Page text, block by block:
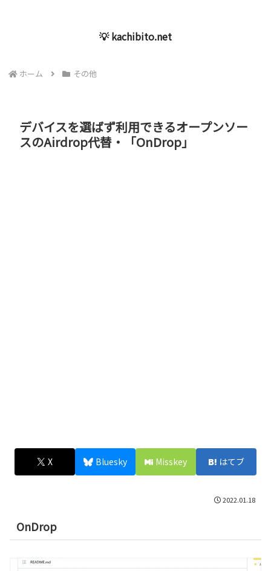
💡 kachibito.net
ホーム その他
デバイスを選ばず利用できるオープンソー
スのAirdrop代替・「OnDrop」
X Bluesky Misskey はてブ
2022.01.18
OnDrop